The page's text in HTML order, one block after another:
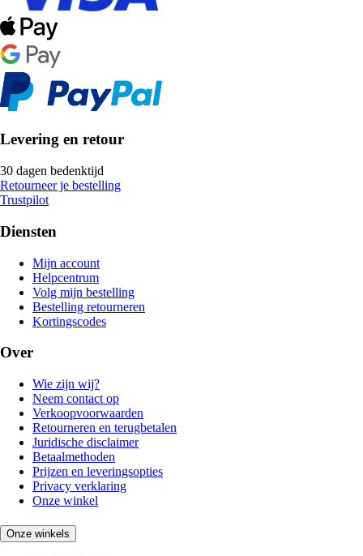
Levering en retour
30 dagen bedenktijd
Retourneer je bestelling
Trustpilot
Diensten
Mijn account
Helpcentrum
Volg mijn bestelling
Bestelling retourneren
Kortingscodes
Over
Wie zijn wij?
Neem contact op
Verkoopvoorwaarden
Retourneren en terugbetalen
Juridische disclaimer
Betaalmethoden
Prijzen en leveringsopties
Privacy verklaring
Onze winkel
Onze winkels